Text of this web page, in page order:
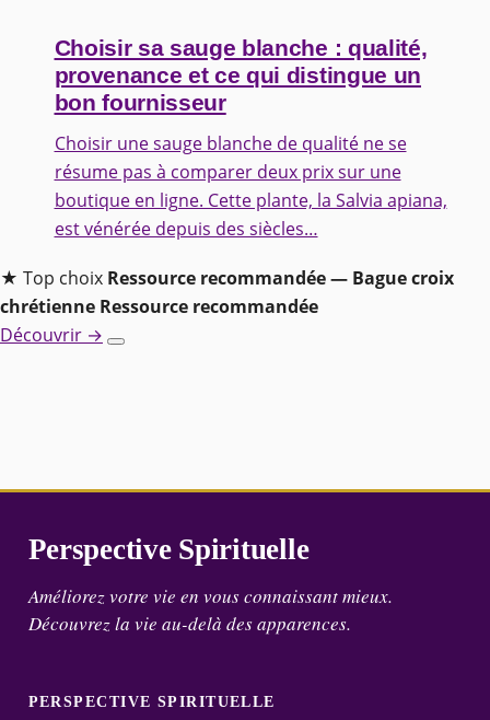
Choisir sa sauge blanche : qualité,
provenance et ce qui distingue un
bon fournisseur
Choisir une sauge blanche de qualité ne se
résume pas à comparer deux prix sur une
boutique en ligne. Cette plante, la Salvia apiana,
est vénérée depuis des siècles…
★ Top choix Ressource recommandée — Bague croix
chrétienne Ressource recommandée
Découvrir →
Perspective Spirituelle
Améliorez votre vie en vous connaissant mieux.
Découvrez la vie au-delà des apparences.
PERSPECTIVE SPIRITUELLE